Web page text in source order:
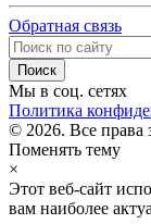
Обратная связь
Мы в соц. сетях
Политика
© 2026. Все
Поменять тему
×
Этот веб-сайт
вам наиболее